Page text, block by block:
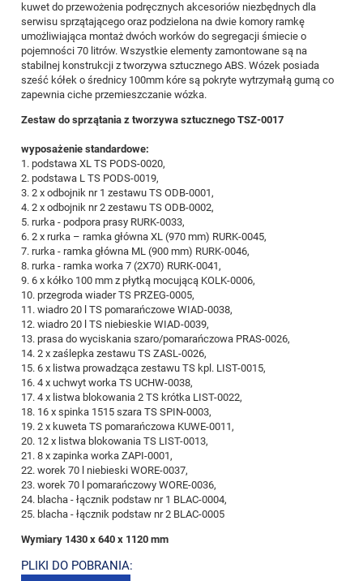
kuwet do przewożenia podręcznych akcesoriów niezbędnych dla
serwisu sprzątającego oraz podzielona na dwie komory ramkę
umożliwiająca montaż dwóch worków do segregacji śmiecie o
pojemności 70 litrów. Wszystkie elementy zamontowane są na
stabilnej konstrukcji z tworzywa sztucznego ABS. Wózek posiada
sześć kółek o średnicy 100mm kóre są pokryte wytrzymałą gumą co
zapewnia ciche przemieszczanie wózka.
Zestaw do sprzątania z tworzywa sztucznego TSZ-0017
wyposażenie standardowe:
1. podstawa XL TS PODS-0020,
2. podstawa L TS PODS-0019,
3. 2 x odbojnik nr 1 zestawu TS ODB-0001,
4. 2 x odbojnik nr 2 zestawu TS ODB-0002,
5. rurka - podpora prasy RURK-0033,
6. 2 x rurka – ramka główna XL (970 mm) RURK-0045,
7. rurka - ramka główna ML (900 mm) RURK-0046,
8. rurka - ramka worka 7 (2X70) RURK-0041,
9. 6 x kółko 100 mm z płytką mocującą KOLK-0006,
10. przegroda wiader TS PRZEG-0005,
11. wiadro 20 l TS pomarańczowe WIAD-0038,
12. wiadro 20 l TS niebieskie WIAD-0039,
13. prasa do wyciskania szaro/pomarańczowa PRAS-0026,
14. 2 x zaślepka zestawu TS ZASL-0026,
15. 6 x listwa prowadząca zestawu TS kpl. LIST-0015,
16. 4 x uchwyt worka TS UCHW-0038,
17. 4 x listwa blokowania 2 TS krótka LIST-0022,
18. 16 x spinka 1515 szara TS SPIN-0003,
19. 2 x kuweta TS pomarańczowa KUWE-0011,
20. 12 x listwa blokowania TS LIST-0013,
21. 8 x zapinka worka ZAPI-0001,
22. worek 70 l niebieski WORE-0037,
23. worek 70 l pomarańczowy WORE-0036,
24. blacha - łącznik podstaw nr 1 BLAC-0004,
25. blacha - łącznik podstaw nr 2 BLAC-0005
Wymiary 1430 x 640 x 1120 mm
PLIKI DO POBRANIA: